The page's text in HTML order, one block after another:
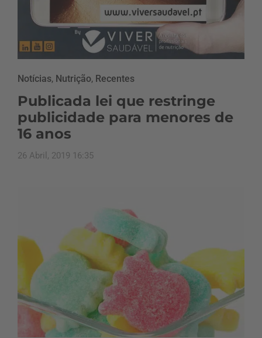
Notícias, Nutrição, Recentes
Publicada lei que restringe
publicidade para menores de
16 anos
26 Abril, 2019 16:35